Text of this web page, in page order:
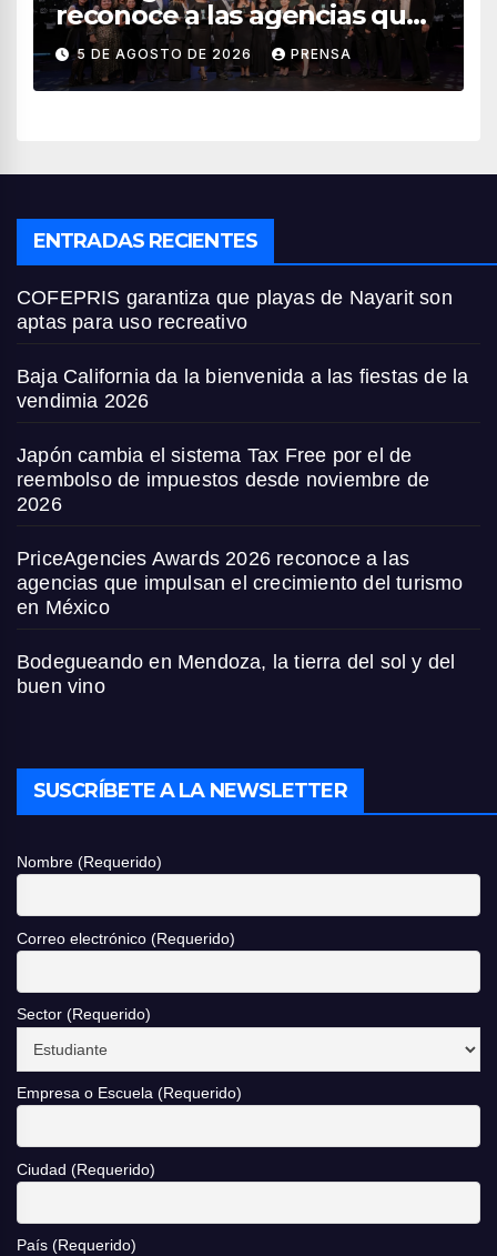
reconoce a las agencias que
impulsan el crecimiento del
turismo en México
5 DE AGOSTO DE 2026 PRENSA
ENTRADAS RECIENTES
COFEPRIS garantiza que playas de Nayarit son
aptas para uso recreativo
Baja California da la bienvenida a las fiestas de la
vendimia 2026
Japón cambia el sistema Tax Free por el de
reembolso de impuestos desde noviembre de
2026
PriceAgencies Awards 2026 reconoce a las
agencias que impulsan el crecimiento del turismo
en México
Bodegueando en Mendoza, la tierra del sol y del
buen vino
SUSCRÍBETE A LA NEWSLETTER
Nombre (Requerido)
Correo electrónico (Requerido)
Sector (Requerido)
Empresa o Escuela (Requerido)
Ciudad (Requerido)
País (Requerido)